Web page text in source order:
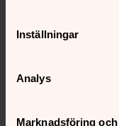
Inställningar
Analys
Marknadsföring
lokalerna